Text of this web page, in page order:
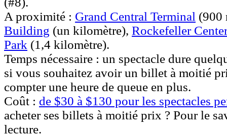
A proximité : Grand Central Terminal (900
Building (un kilomètre), Rockefeller
Park (1,4 kilomètre).
Temps nécessaire : un spectacle dure
si vous souhaitez avoir un billet à moitié
compter une heure de queue en plus.
Coût : de $30 à $130 pour les spectacles
acheter ses billets à moitié prix ? Pour le
lecture.